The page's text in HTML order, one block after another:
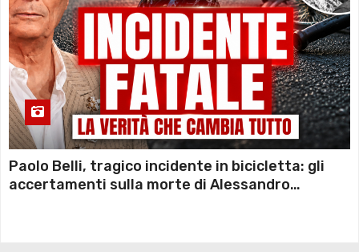
Paolo Belli, tragico incidente in bicicletta: gli
accertamenti sulla morte di Alessandro